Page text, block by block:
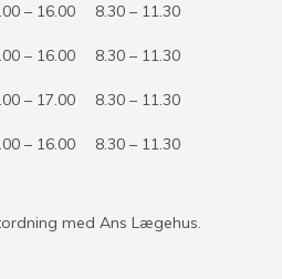
– 16.00 8.30 – 11.30
– 16.00 8.30 – 11.30
– 17.00 8.30 – 11.30
– 16.00 8.30 – 11.30
med Ans Lægehus.